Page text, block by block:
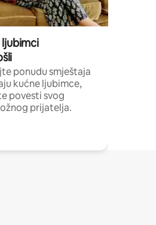
ljubimci
ponudu smještaja
kućne ljubimce,
povesti svog
prijatelja.